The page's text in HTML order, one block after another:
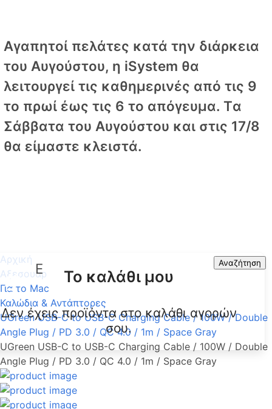
Αγαπητοί πελάτες κατά την διάρκεια
του Αυγούστου, η iSystem θα
λειτουργεί τις καθημερινές από τις 9
το πρωί έως τις 6 το απόγευμα. Tα
Σάββατα του Αυγούστου και στις 17/8
θα είμαστε κλειστά.
Αναζήτηση
Το καλάθι μου
Δεν έχεις προϊόντα στο καλάθι αγορών
σου.
Αρχική
Αξεσουάρ
Για το Mac
Καλώδια & Αντάπτορες
UGreen USB-C to USB-C Charging Cable / 100W / Double
Angle Plug / PD 3.0 / QC 4.0 / 1m / Space Gray
UGreen USB-C to USB-C Charging Cable / 100W / Double
Angle Plug / PD 3.0 / QC 4.0 / 1m / Space Gray